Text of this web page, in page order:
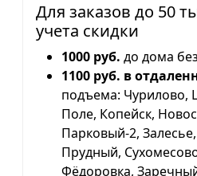
Для заказов до 50
учета скидки
1000 руб. до дома
1100 руб. в
подъема: Чурилово,
Поле, Копейск,
Парковый-2,
Прудный,
Фёдоровка,